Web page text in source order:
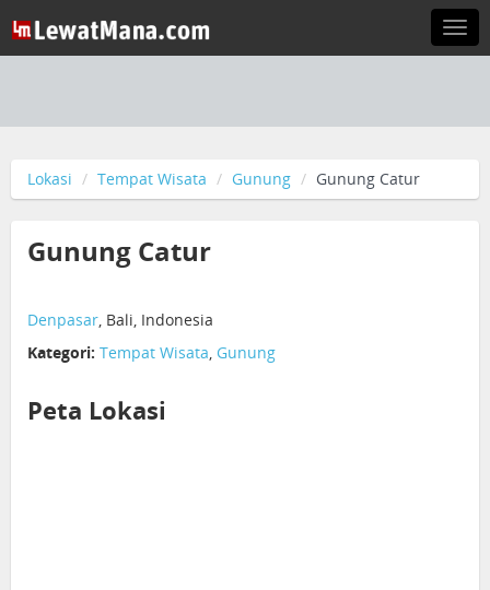
Lokasi Tempat Wisata Gunung Gunung Catur
Gunung Catur
Denpasar, Bali, Indonesia
Kategori: Tempat Wisata, Gunung
Peta Lokasi